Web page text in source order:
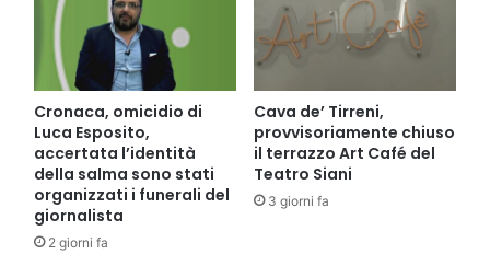
Cronaca, omicidio di
Luca Esposito,
accertata l’identità
della salma sono stati
organizzati i funerali del
giornalista
2 giorni fa
Cava de’ Tirreni,
provvisoriamente chiuso
il terrazzo Art Café del
Teatro Siani
3 giorni fa